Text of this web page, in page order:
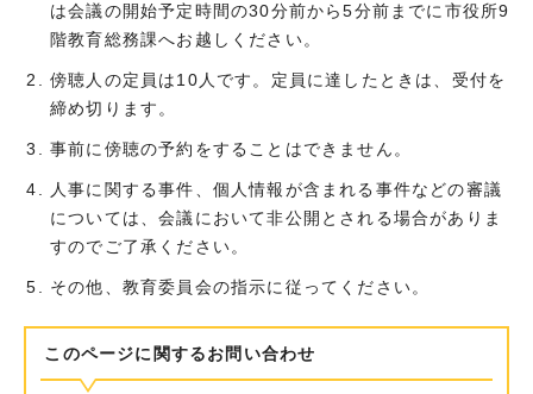
は会議の開始予定時間の30分前から5分前までに市役所9
階教育総務課へお越しください。
傍聴人の定員は10人です。定員に達したときは、受付を
締め切ります。
事前に傍聴の予約をすることはできません。
人事に関する事件、個人情報が含まれる事件などの審議
については、会議において非公開とされる場合がありま
すのでご了承ください。
その他、教育委員会の指示に従ってください。
このページに関する お問い合わせ